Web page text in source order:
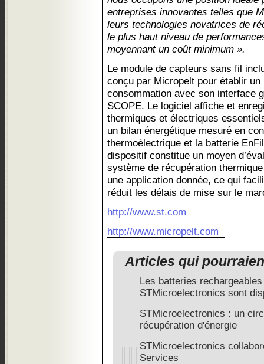
entreprises innovantes telles que
leurs technologies novatrices de
le plus haut niveau de
moyennant un coût minimum ».
Le module de capteurs sans fil
conçu par Micropelt pour établir
consommation avec son interface
SCOPE. Le logiciel affiche et
thermiques et électriques
un bilan énergétique mesuré en
thermoélectrique et la batterie
dispositif constitue un moyen
système de récupération
une application donnée, ce qui
réduit les délais de mise sur le
http://www.st.com
http://www.micropelt.com
Articles qui
Les batteries
STMicroelectronics sont
STMicroelectronics : un
récupération d'énergie
STMicroelectronics
Services